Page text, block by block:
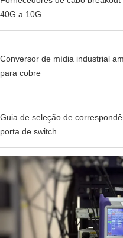
40G a 10G
Conversor de mídia industrial
para cobre
Guia de seleção de
porta de switch